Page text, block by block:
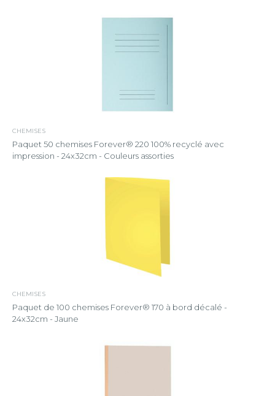
CHEMISES
Paquet 50 chemises Forever® 220 100% recyclé avec
impression - 24x32cm - Couleurs assorties
CHEMISES
Paquet de 100 chemises Forever® 170 à bord décalé -
24x32cm - Jaune